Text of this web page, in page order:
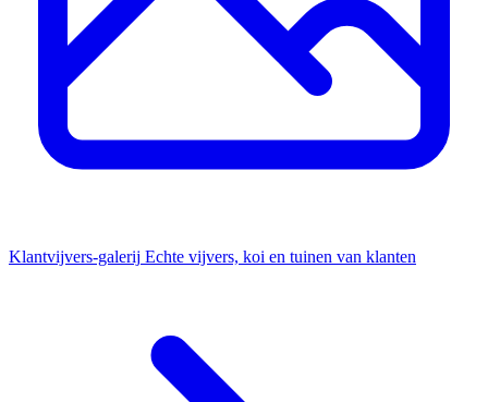
Klantvijvers-galerij Echte vijvers, koi en tuinen van klanten